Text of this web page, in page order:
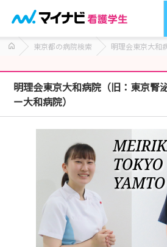
東京都の病院検索 明理会東京大和
明理会東京大和病院（旧：東京腎
ー大和病院）